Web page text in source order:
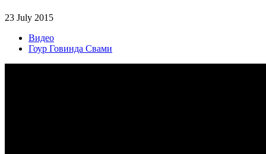
23 July 2015
Видео
Гоур Говинда Свами